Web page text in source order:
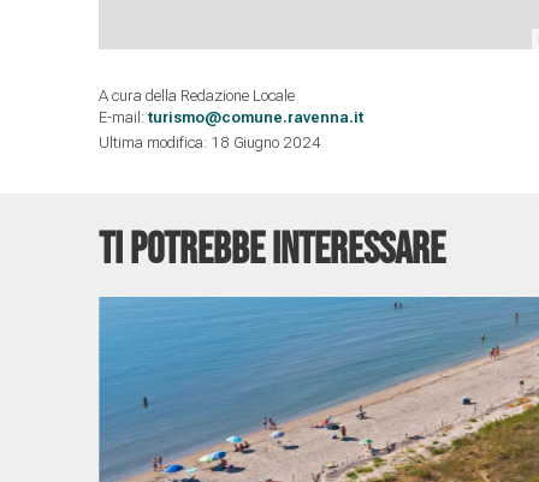
A cura della Redazione Locale
E-mail: turismo@comune.ravenna.it
Ultima modifica: 18 Giugno 2024
TI POTREBBE INTERESSARE